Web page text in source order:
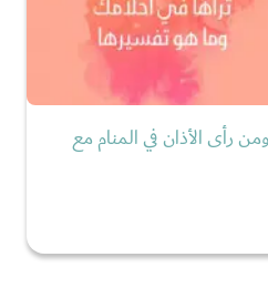
الأذان في المنام مع